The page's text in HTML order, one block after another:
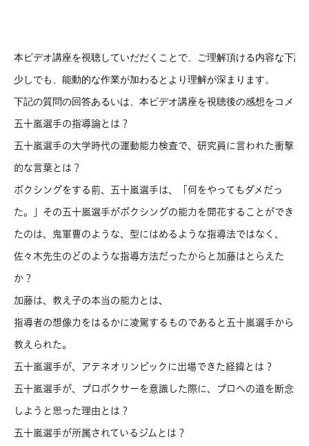
本ビデオ講座を視聴していだだくことで、ご理解頂ける内容な下記
少しでも、能動的な作業が加わるとより理解が深まります。
下記の質問の回答あるいは、本ビデオ講座を視聴後の感想をコメ
五十嵐選手の指導論とは？
五十嵐選手の大学時代の運動能力検査で、研究員に言われた衝撃
的な言葉とは？
ボクシングをする前、五十嵐選手は、「何をやってもダメだっ
た。」その五十嵐選手がボクシングの能力を開花することができ
たのは、鬼軍曹のような、型にはめるような指導法ではなく、
佐々木先生のどのような指導方法だったからと加藤はとらえた
か？
加藤は、教え子の本当の能力とは、
指導者の想像力をはるかに凌駕するものであると五十嵐選手から
教えられた。
五十嵐選手が、アテネオリンピックに出場できた経緯とは？
五十嵐選手が、プロボクサーを意識した際に、プロへの道を断念
しようと思った理由とは？
五十嵐選手が所属されているジムとは？